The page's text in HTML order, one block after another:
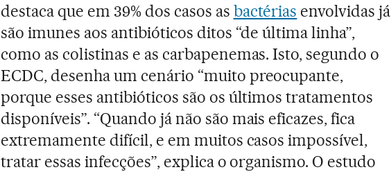
destaca que em 39% dos casos as bactérias envolvidas já
são imunes aos antibióticos ditos “de última linha”,
como as colistinas e as carbapenemas. Isto, segundo o
ECDC, desenha um cenário “muito preocupante,
porque esses antibióticos são os últimos tratamentos
disponíveis”. “Quando já não são mais eficazes, fica
extremamente difícil, e em muitos casos impossível,
tratar essas infecções”, explica o organismo. O estudo